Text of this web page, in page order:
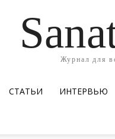
Журнал для
СТАТЬИ ИНТЕРВЬЮ